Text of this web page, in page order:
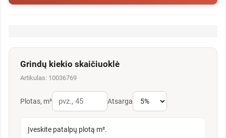
Grindų kiekio skaičiuoklė
Artikulas: 10036769
Plotas, m² Atsarga
Įveskite patalpų plotą m².